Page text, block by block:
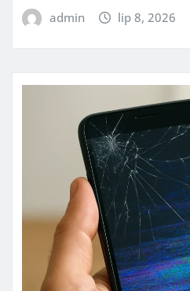
admin lip 8, 2026